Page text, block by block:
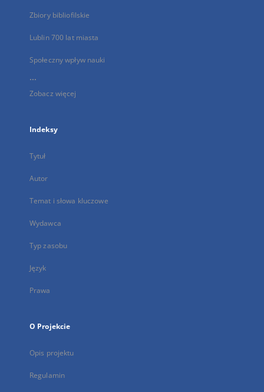
Zbiory bibliofilskie
Lublin 700 lat miasta
Społeczny wpływ nauki
...
Zobacz więcej
Indeksy
Tytuł
Autor
Temat i słowa kluczowe
Wydawca
Typ zasobu
Język
Prawa
O Projekcie
Opis projektu
Regulamin